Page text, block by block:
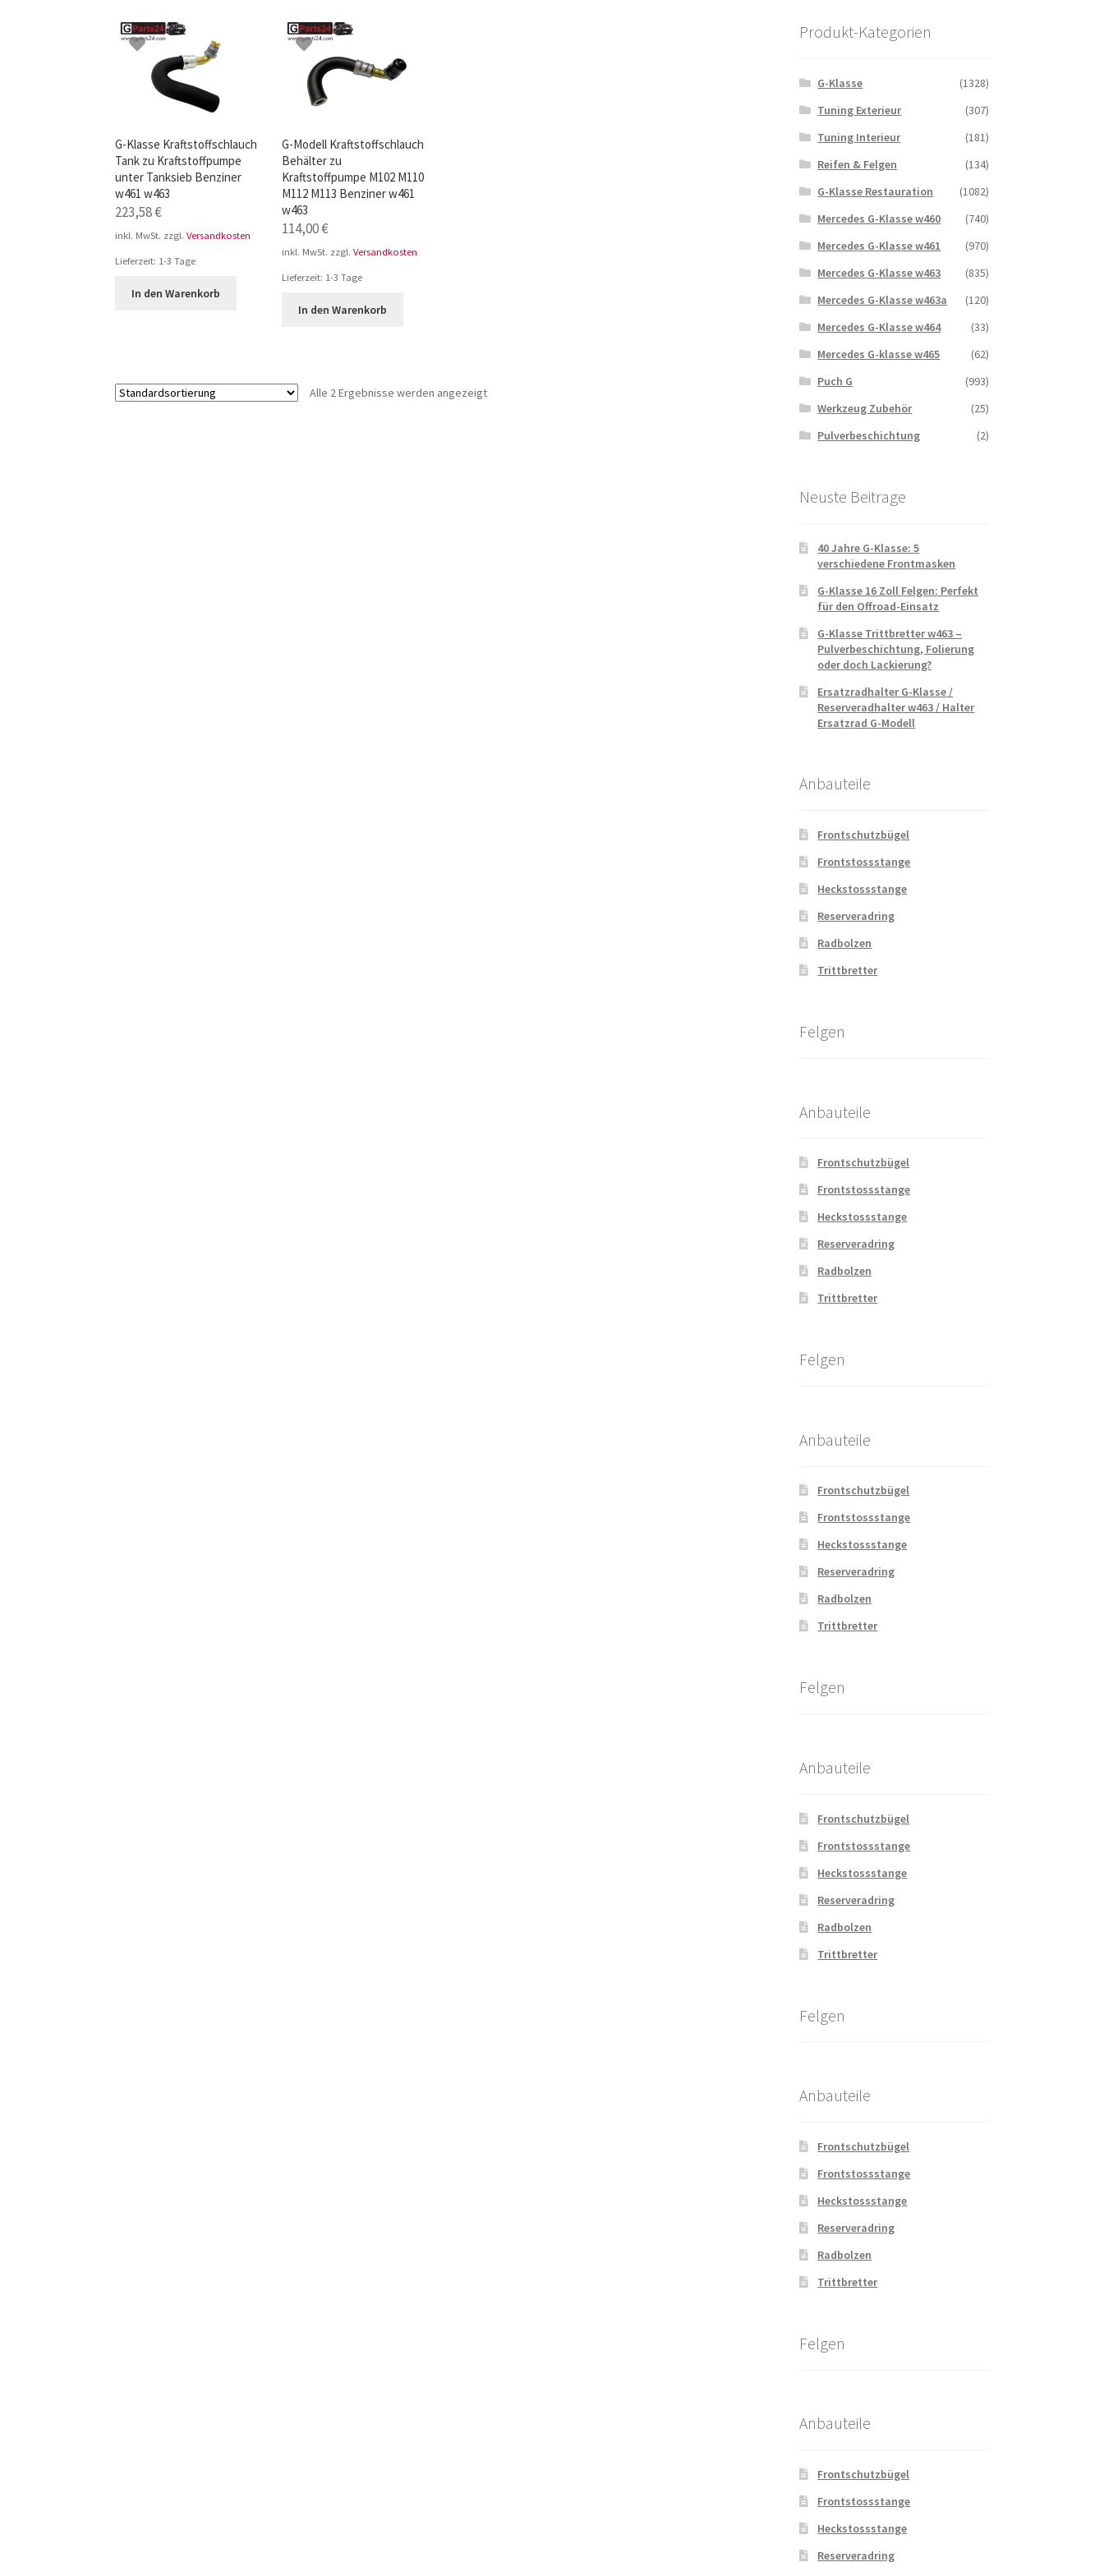
TOP-Seller: G-Klasse Trittbretter schwarz für den w463
Impressum
G-Klasse Kraftstoffschlauch
Tank zu Kraftstoffpumpe
unter Tanksieb Benziner
w461 w463
223,58€
inkl. MwSt. zzgl.Versandkosten
Lieferzeit: 1-3 Tage
In den Warenkorb
G-Modell Kraftstoffschlauch
Behälter zu
Kraftstoffpumpe M102 M110
M112 M113 Benziner w461
w463
114,00€
inkl. MwSt. zzgl.Versandkosten
Lieferzeit: 1-3 Tage
In den Warenkorb
Alle 2 Ergebnisse werden angezeigt
Produkt-Kategorien
G-Klasse
(1328)
Tuning Exterieur
(307)
Tuning Interieur
(181)
Reifen & Felgen
(134)
G-Klasse Restauration
(1082)
Mercedes G-Klasse w460
(740)
Mercedes G-Klasse w461
(970)
Mercedes G-Klasse w463
(835)
Mercedes G-Klasse w463a
(120)
Mercedes G-Klasse w464
(33)
Mercedes G-klasse w465
(62)
Puch G
(993)
Werkzeug Zubehör
(25)
Pulverbeschichtung
(2)
Neuste Beitrage
40 Jahre G-Klasse: 5
verschiedene Frontmasken
G-Klasse 16 Zoll Felgen: Perfekt
für den Offroad-Einsatz
G-Klasse Trittbretter w463 –
Pulverbeschichtung, Folierung
oder doch Lackierung?
Ersatzradhalter G-Klasse /
Reserveradhalter w463 / Halter
Ersatzrad G-Modell
Anbauteile
Frontschutzbügel
Frontstossstange
Heckstossstange
Reserveradring
Radbolzen
Trittbretter
Felgen
Anbauteile
Frontschutzbügel
Frontstossstange
Heckstossstange
Reserveradring
Radbolzen
Trittbretter
Felgen
Anbauteile
Frontschutzbügel
Frontstossstange
Heckstossstange
Reserveradring
Radbolzen
Trittbretter
Felgen
Anbauteile
Frontschutzbügel
Frontstossstange
Heckstossstange
Reserveradring
Radbolzen
Trittbretter
Felgen
Anbauteile
Frontschutzbügel
Frontstossstange
Heckstossstange
Reserveradring
Radbolzen
Trittbretter
Felgen
Anbauteile
Frontschutzbügel
Frontstossstange
Heckstossstange
Reserveradring